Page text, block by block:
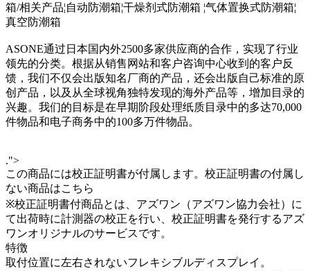
箱/相关产品¦自动防潮箱¦干燥剂式防潮箱 ¦气体置换式防潮箱¦
真空防潮箱
ASONE通过日本国内外2500多家供应商的合作，实现了行业
领先的分类。根据从销售网站和客户咨询中心收到的客户反
馈，我们不仅会出版知名厂商的产品，还会出版自己标准的原
创产品，以及从全球视角独特发现的海外产品等，增加目录的
兴趣。我们的目标是在早期阶段处理纸质目录中的多达70,000
件物品和电子商务中的100多万件物品。
.">
この商品には校正証明書が付属します。校正証明書の付属し
ない商品はこちら
※校正証明書付商品とは、アズワン（アズワン協力会社）に
て出荷時に計測器の校正を行い、校正証明書を発行するアズ
ワンオリジナルのサービスです。
特徴
取付位置に左右されないフレキシブルディスプレイ。